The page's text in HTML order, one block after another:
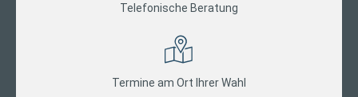
Telefonische Beratung
Termine am Ort Ihrer Wahl